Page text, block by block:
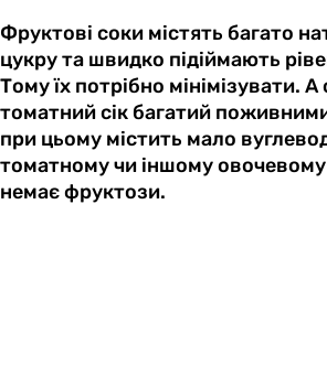
Фруктові соки містять багато
цукру та швидко підіймають
Тому їх потрібно мінімізувати.
томатний сік багатий
при цьому містить мало
томатному чи іншому
немає фруктози.